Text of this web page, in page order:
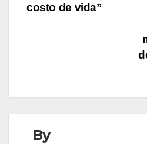
costo de vida”
By